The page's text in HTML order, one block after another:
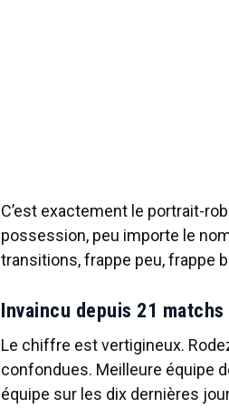
C’est exactement le portrait-
possession, peu importe le
transitions, frappe peu, frappe
Invaincu depuis 21
Le chiffre est vertigineux.
confondues. Meilleure équipe
équipe sur les dix dernières